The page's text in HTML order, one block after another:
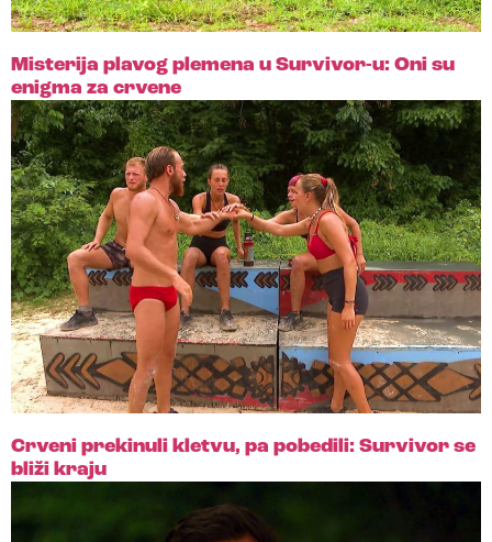
Misterija plavog plemena u Survivor-u: Oni su
enigma za crvene
Crveni prekinuli kletvu, pa pobedili: Survivor se
bliži kraju